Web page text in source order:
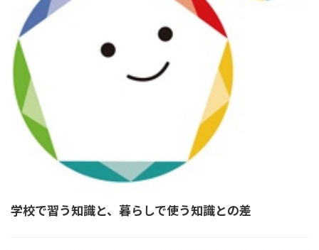
学校で習う知識と、暮らしで使う知識との差